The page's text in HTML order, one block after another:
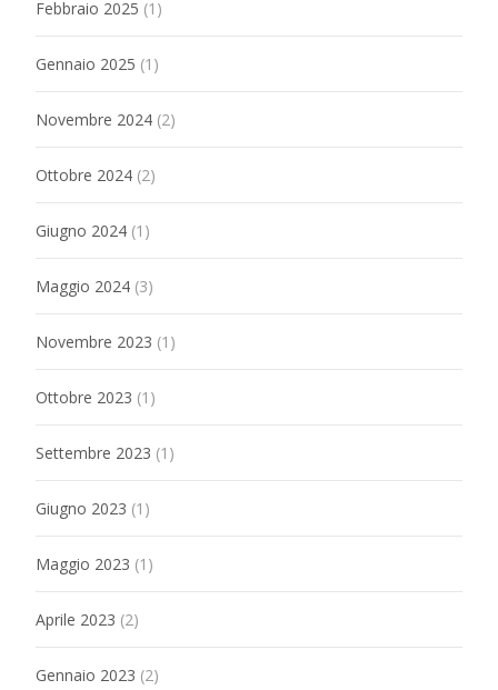
Febbraio 2025 (1)
Gennaio 2025 (1)
Novembre 2024 (2)
Ottobre 2024 (2)
Giugno 2024 (1)
Maggio 2024 (3)
Novembre 2023 (1)
Ottobre 2023 (1)
Settembre 2023 (1)
Giugno 2023 (1)
Maggio 2023 (1)
Aprile 2023 (2)
Gennaio 2023 (2)